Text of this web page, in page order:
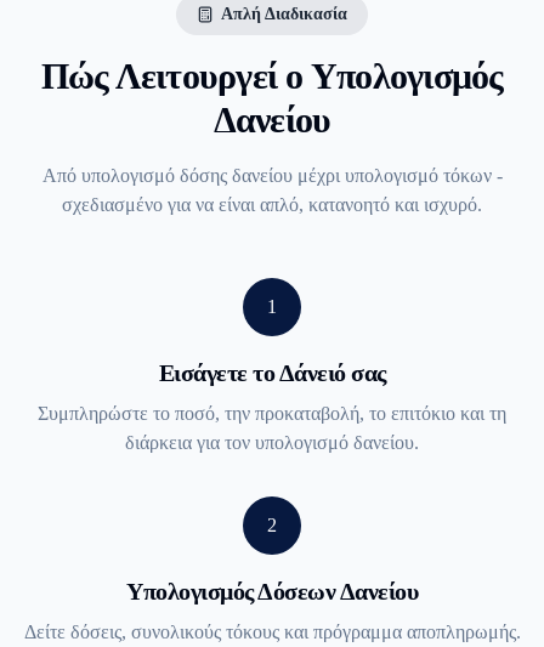
Απλή Διαδικασία
Πώς Λειτουργεί ο Υπολογισμός
Δανείου
Από υπολογισμό δόσης δανείου μέχρι υπολογισμό τόκων -
σχεδιασμένο για να είναι απλό, κατανοητό και ισχυρό.
1
Εισάγετε το Δάνειό σας
Συμπληρώστε το ποσό, την προκαταβολή, το επιτόκιο και τη
διάρκεια για τον υπολογισμό δανείου.
2
Υπολογισμός Δόσεων Δανείου
Δείτε δόσεις, συνολικούς τόκους και πρόγραμμα αποπληρωμής.